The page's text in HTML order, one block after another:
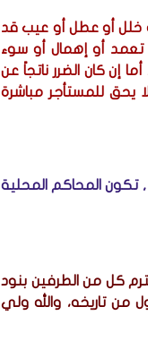
خلل أو عطل أو عيب قد
تعمد أو إهمال أو سوء
إن كان الضرر ناتجاً عن
يحق للمستأجر مباشرة
المحاكم المحلية
كل من الطرفين بنود
من تاريخه، والله ولي